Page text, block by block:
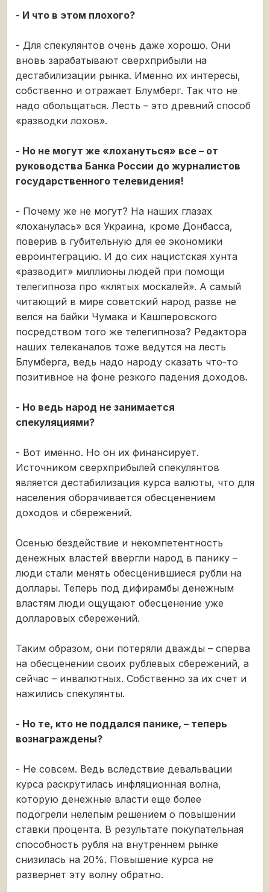
- И что в этом плохого?
- Для спекулянтов очень даже хорошо. Они
вновь зарабатывают сверхприбыли на
дестабилизации рынка. Именно их интересы,
собственно и отражает Блумберг. Так что не
надо обольщаться. Лесть – это древний способ
«разводки лохов».
- Но не могут же «лохануться» все – от
руководства Банка России до журналистов
государственного телевидения!
- Почему же не могут? На наших глазах
«лоханулась» вся Украина, кроме Донбасса,
поверив в губительную для ее экономики
евроинтеграцию. И до сих нацистская хунта
«разводит» миллионы людей при помощи
телегипноза про «клятых москалей». А самый
читающий в мире советский народ разве не
велся на байки Чумака и Кашперовского
посредством того же телегипноза? Редактора
наших телеканалов тоже ведутся на лесть
Блумберга, ведь надо народу сказать что-то
позитивное на фоне резкого падения доходов.
- Но ведь народ не занимается
спекуляциями?
- Вот именно. Но он их финансирует.
Источником сверхприбылей спекулянтов
является дестабилизация курса валюты, что для
населения оборачивается обесценением
доходов и сбережений.
Осенью бездействие и некомпетентность
денежных властей ввергли народ в панику –
люди стали менять обесценившиеся рубли на
доллары. Теперь под дифирамбы денежным
властям люди ощущают обесценение уже
долларовых сбережений.
Таким образом, они потеряли дважды – сперва
на обесценении своих рублевых сбережений, а
сейчас – инвалютных. Собственно за их счет и
нажились спекулянты.
- Но те, кто не поддался панике, – теперь
вознаграждены?
- Не совсем. Ведь вследствие девальвации
курса раскрутилась инфляционная волна,
которую денежные власти еще более
подогрели нелепым решением о повышении
ставки процента. В результате покупательная
способность рубля на внутреннем рынке
снизилась на 20%. Повышение курса не
развернет эту волну обратно.